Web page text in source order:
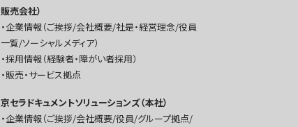
販売会社）
企業情報（ご挨拶/会社概要/社是・経営理念/役員
一覧/ソーシャルメディア）
採用情報（経験者・障がい者採用）
販売・サービス拠点
京セラドキュメントソリューションズ（本社）
企業情報（ご挨拶/会社概要/役員/グループ拠点/